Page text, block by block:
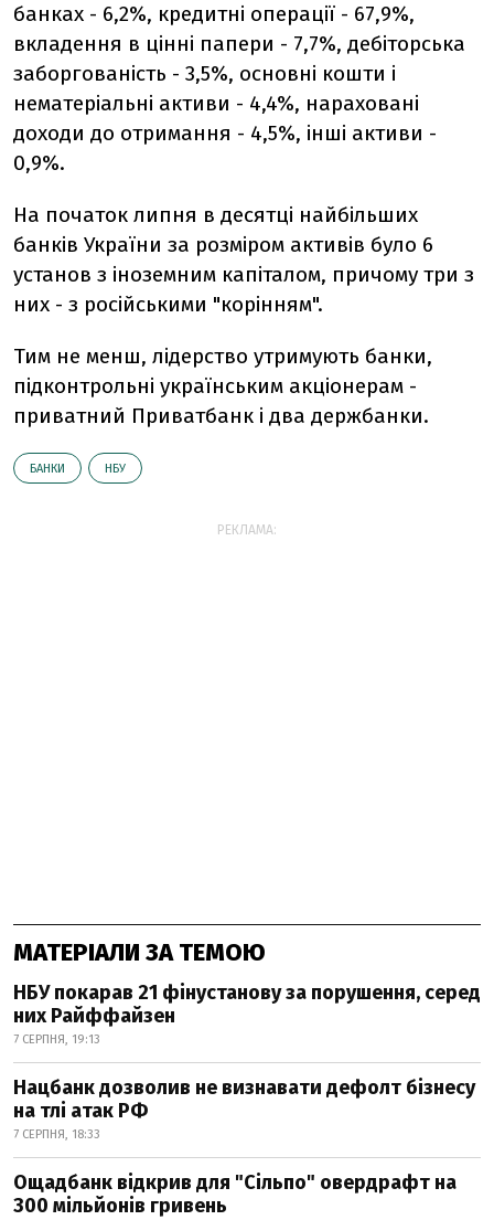
банках - 6,2%, кредитні операції - 67,9%,
вкладення в цінні папери - 7,7%, дебіторська
заборгованість - 3,5%, основні кошти і
нематеріальні активи - 4,4%, нараховані
доходи до отримання - 4,5%, інші активи -
0,9%.
На початок липня в десятці найбільших
банків України за розміром активів було 6
установ з іноземним капіталом, причому три з
них - з російськими "корінням".
Тим не менш, лідерство утримують банки,
підконтрольні українським акціонерам -
приватний Приватбанк і два держбанки.
БАНКИ НБУ
РЕКЛАМА:
МАТЕРІАЛИ ЗА ТЕМОЮ
НБУ покарав 21 фінустанову за порушення, серед
них Райффайзен
7 СЕРПНЯ, 19:13
Нацбанк дозволив не визнавати дефолт бізнесу
на тлі атак РФ
7 СЕРПНЯ, 18:33
Ощадбанк відкрив для "Сільпо" овердрафт на
300 мільйонів гривень